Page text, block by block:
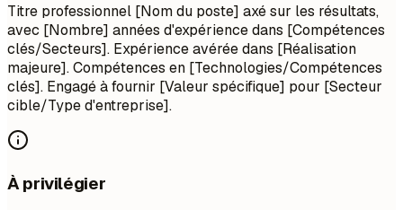
Titre professionnel [Nom du poste] axé sur les résultats,
avec [Nombre] années d'expérience dans [Compétences
clés/Secteurs]. Expérience avérée dans [Réalisation
majeure]. Compétences en [Technologies/Compétences
clés]. Engagé à fournir [Valeur spécifique] pour [Secteur
cible/Type d'entreprise].
À privilégier